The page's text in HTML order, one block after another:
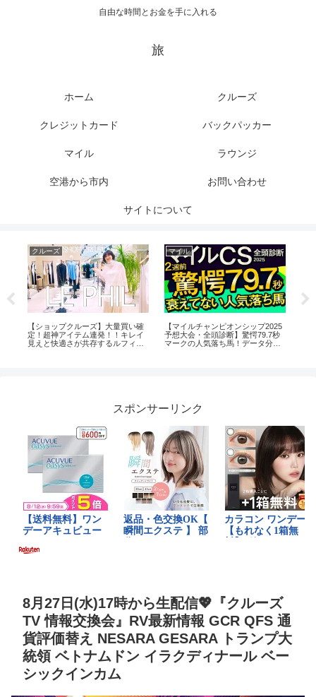
自由な時間とお金を手に入れる
旅
ホーム クルーズ
クレジットカード バックパッカー
マイル ラウンジ
空港から市内 お問い合わせ
サイトについて
クルーズ
【ショップクルーズ】大量買い確
定！超神アイテム連発！！キレイ
見えと快適さが共存するルフィル
マイル
【マイルチャンピオンシップ2025
予想大会・全頭診断】驚愕79.7秒
マークの人気落ち馬！データ分析
スポンサーリンク
8月27日(水)17時から生配信💖『クルーズ
TV 情報交換会』RV最新情報 GCR QFS 通
貨評価替え NESARA GESARA トランプ大
統領 ベトナムドン イラクディナール ベー
シックインカム